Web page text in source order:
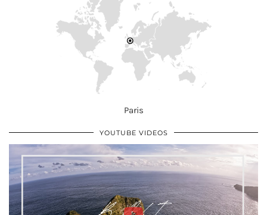
Paris
YOUTUBE VIDEOS